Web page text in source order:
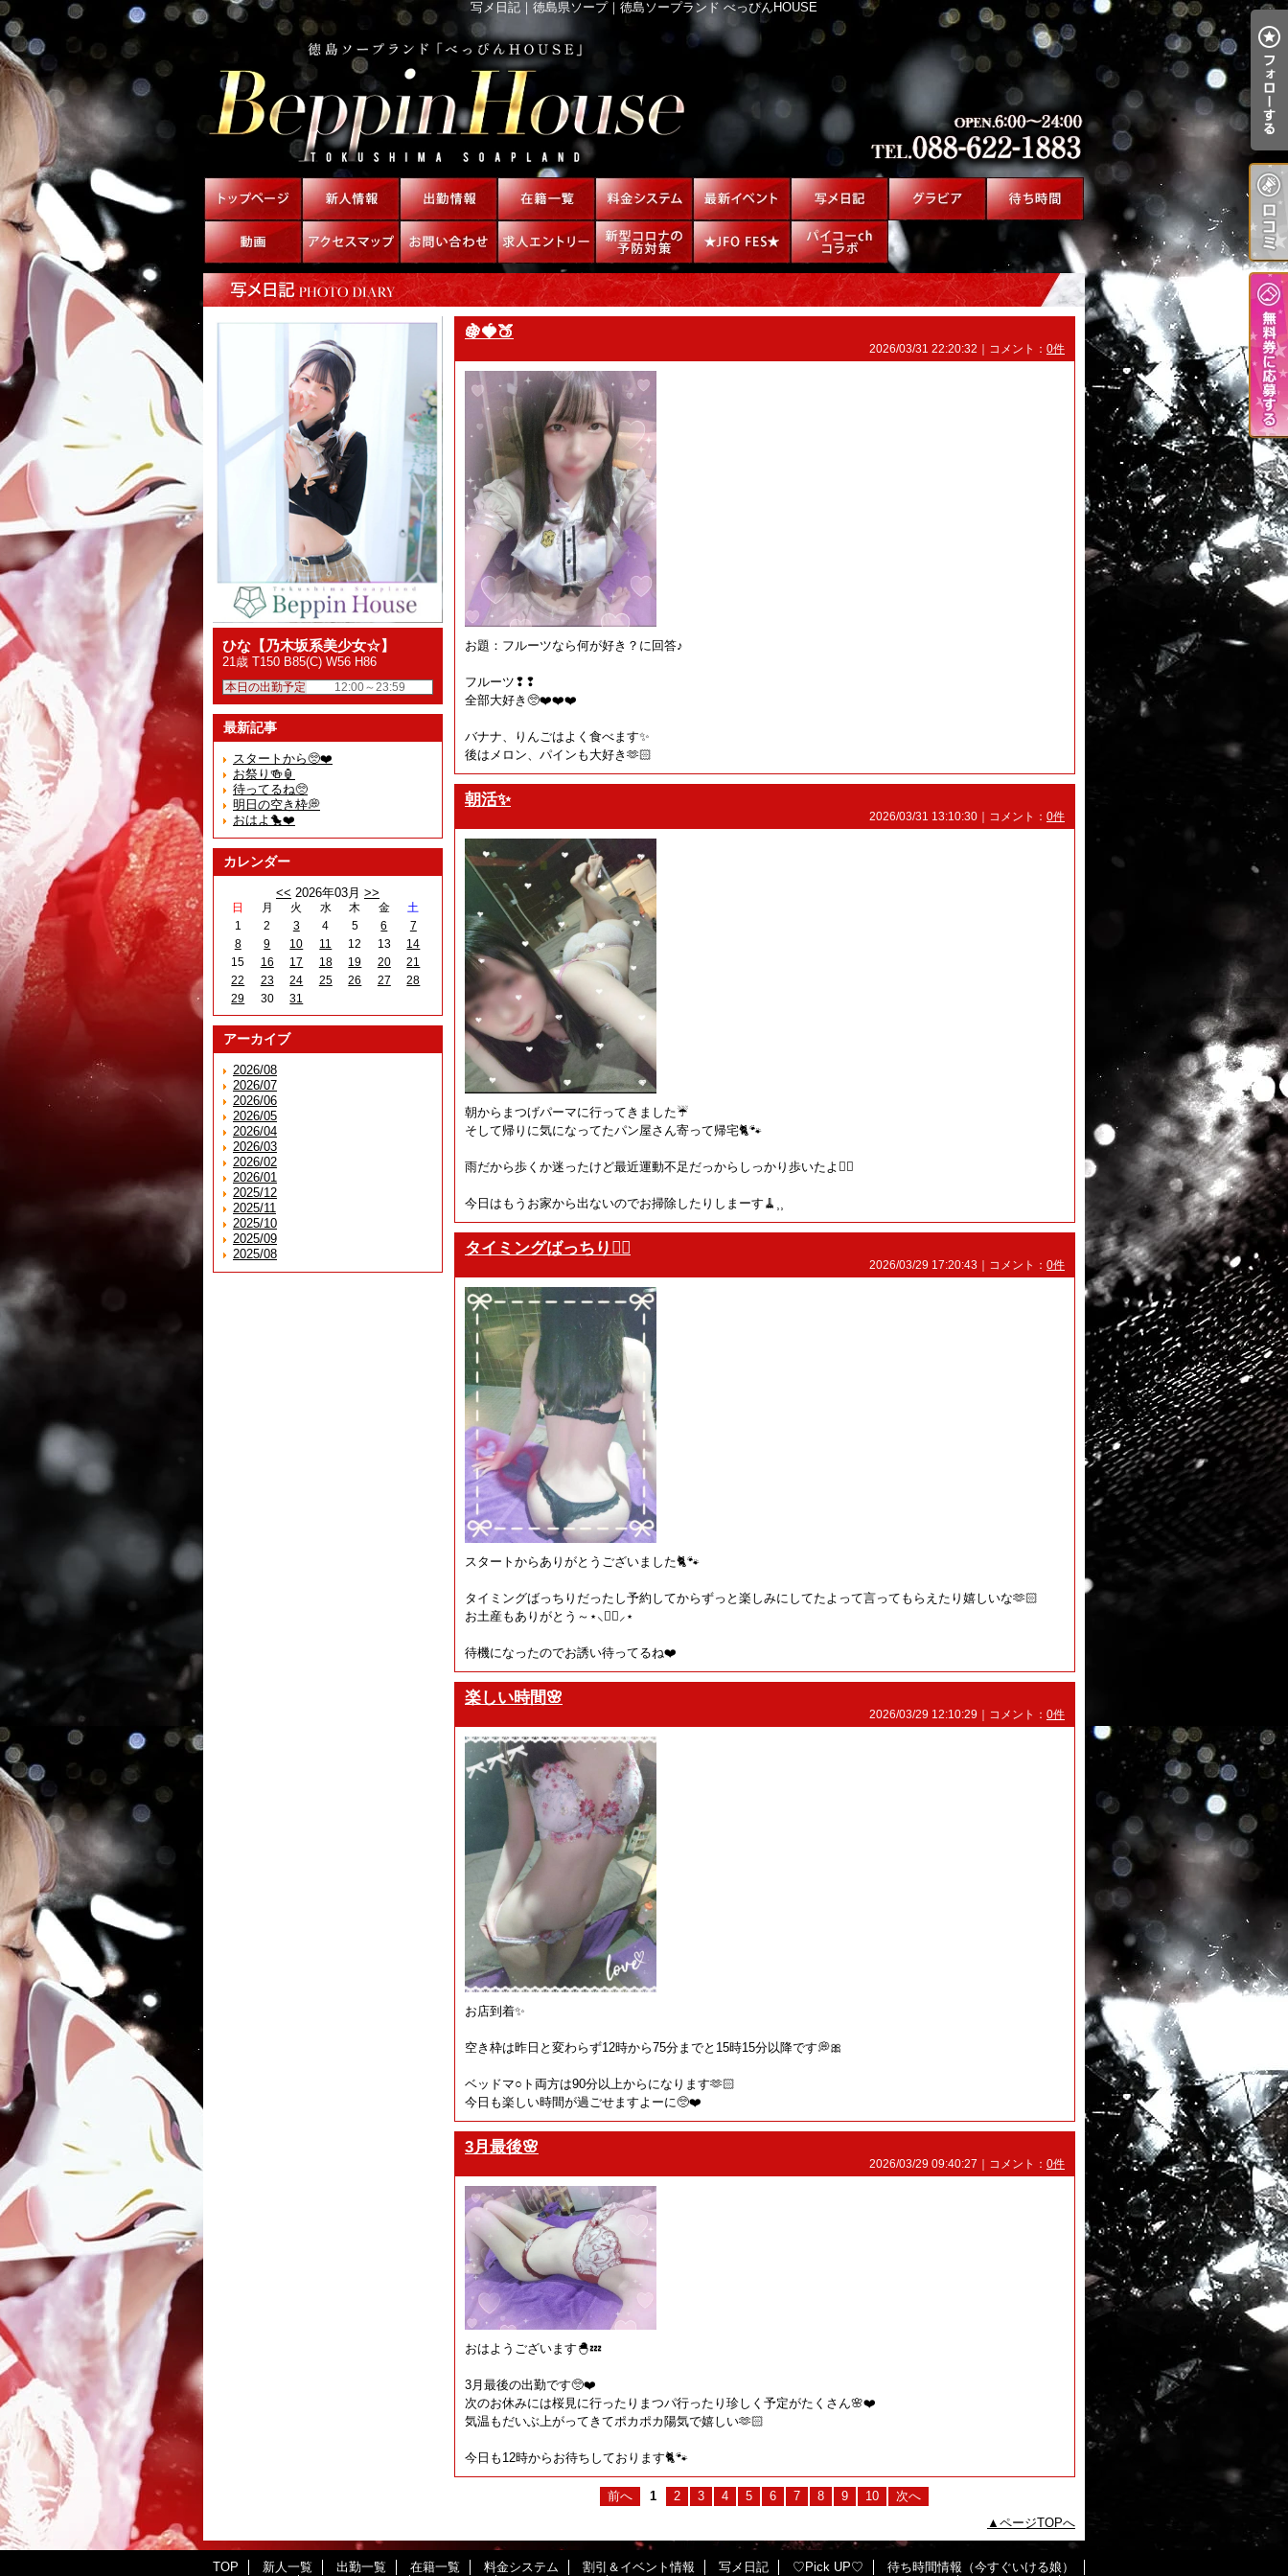
写メ日記｜徳島県ソープ｜徳島ソープランド べっぴんHOUSE
ひな【乃木坂系美少女☆】
21歳 T150 B85(C) W56 H86
本日の出勤予定 12:00～23:59
最新記事
スタートから🥺❤️
お祭り🍻🏮
待ってるね🥺︎
明日の空き枠💭
おはよ🐤❤️
カレンダー
<< 2026年03月 >>
日 月 火 水 木 金
土
1
2 3 4 5 6
7
8
9 10 11 12 13
14
15
16 17 18 19 20
21
22
23 24 25 26 27
28
29
30 31
アーカイブ
2026/08
2026/07
2026/06
2026/05
2026/04
2026/03
2026/02
2026/01
2025/12
2025/11
2025/10
2025/09
2025/08
🍇🍓🍑
2026/03/31 22:20:32｜コメント： 0件
お題：フルーツなら何が好き？に回答♪
フルーツ❢❢
全部大好き🥺❤️❤️❤️
バナナ、りんごはよく食べます✨
後はメロン、パインも大好き🫶🏻
朝活✨
2026/03/31 13:10:30｜コメント： 0件
朝からまつげパーマに行ってきました☔
そして帰りに気になってたパン屋さん寄って帰宅🐈🐾
雨だから歩くか迷ったけど最近運動不足だっからしっかり歩いたよ🚶‍♀️
今日はもうお家から出ないのでお掃除したりしまーす🧹⸒⸒
タイミングばっちり👌🏻
2026/03/29 17:20:43｜コメント： 0件
スタートからありがとうございました🐈🐾
タイミングばっちりだったし予約してからずっと楽しみにしてたよって言ってもらえたり嬉しいな🫶🏻
お土産もありがとう～⋆⸜🙆‍♀️⸝‍⋆
待機になったのでお誘い待ってるね❤️
楽しい時間🌸
2026/03/29 12:10:29｜コメント： 0件
お店到着✨
空き枠は昨日と変わらず12時から75分までと15時15分以降です💭🎀
ベッドマ○ト両方は90分以上からになります🫶🏻
今日も楽しい時間が過ごせますよーに🥺❤️
3月最後🌸
2026/03/29 09:40:27｜コメント： 0件
おはようございます🐣💤
3月最後の出勤です🥺❤️
次のお休みには桜見に行ったりまつパ行ったり珍しく予定がたくさん🌸❤️
気温もだいぶ上がってきてポカポカ陽気で嬉しい🫶🏻
今日も12時からお待ちしております🐈🐾
前へ 1 2 3 4 5 6 7 8 9 10
次へ
ページTOPへ
TOP 新人一覧 出勤一覧 在籍一覧 料金システム 割引＆イベント情報 写メ日記 ♡Pick UP♡
待ち時間情報（今すぐいける娘）